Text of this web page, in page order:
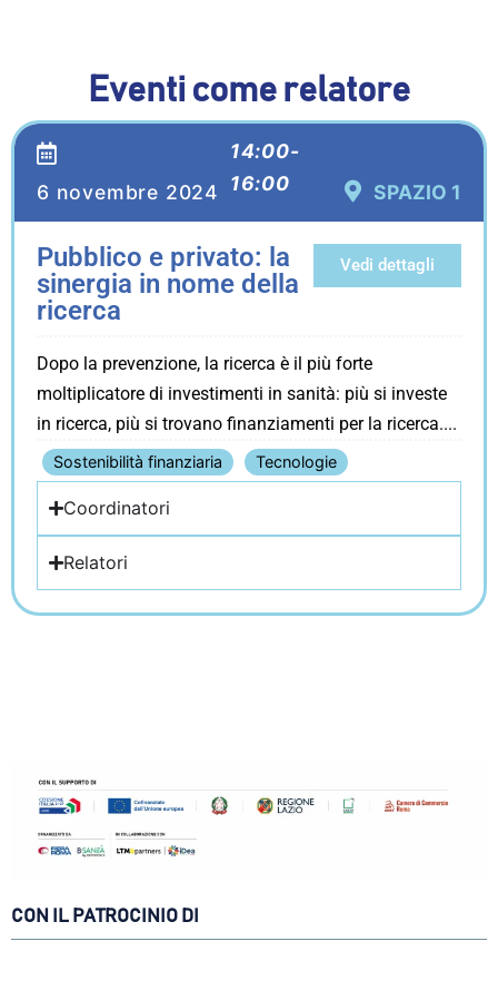
Eventi come relatore
6 novembre 2024
14:00-
16:00
SPAZIO 1
Pubblico e privato: la
sinergia in nome della
ricerca
Vedi dettagli
Dopo la prevenzione, la ricerca è il più forte
moltiplicatore di investimenti in sanità: più si investe
in ricerca, più si trovano finanziamenti per la ricerca.
Sostenibilità finanziaria Tecnologie
Coordinatori
Relatori
CON IL PATROCINIO DI